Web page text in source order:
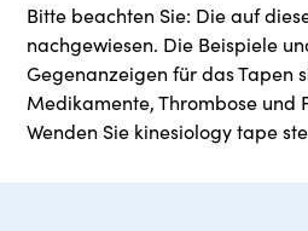
Bitte beachten Sie: Die auf
nachgewiesen. Die Beispiele
Gegenanzeigen für das Tapen
Medikamente, Thrombose und
Wenden Sie kinesiology tape